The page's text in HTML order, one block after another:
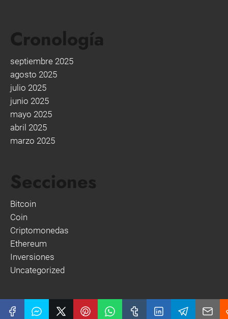
Cronología
septiembre 2025
agosto 2025
julio 2025
junio 2025
mayo 2025
abril 2025
marzo 2025
Secciones
Bitcoin
Coin
Criptomonedas
Ethereum
Inversiones
Uncategorized